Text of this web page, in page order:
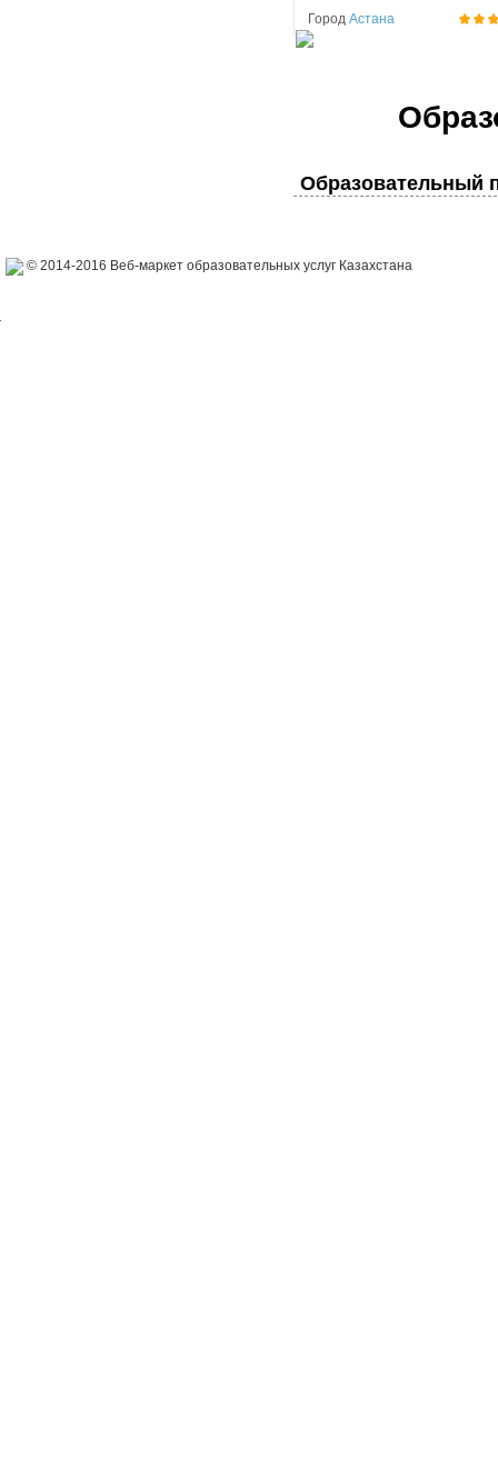
Город Астана
Образовательный
© 2014-2016 Веб-маркет образовательных услуг Казахстана